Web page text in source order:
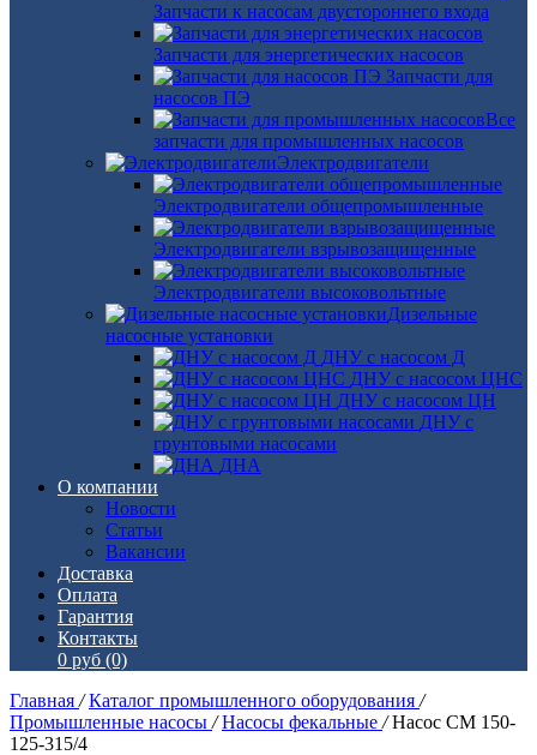
Запчасти к насосам двустороннего входа
Запчасти для энергетических насосов
Запчасти для
насосов ПЭ
Все
запчасти для промышленных насосов
Электродвигатели
Электродвигатели общепромышленные
Электродвигатели взрывозащищенные
Электродвигатели высоковольтные
Дизельные
насосные установки
ДНУ с насосом Д
ДНУ с насосом ЦНС
ДНУ с насосом ЦН
ДНУ с
грунтовыми насосами
ДНА
О компании
Новости
Статьи
Вакансии
Доставка
Оплата
Гарантия
Контакты
0 руб (0)
Главная / Каталог промышленного оборудования /
Промышленные насосы / Насосы фекальные / Насос СМ 150-
125-315/4